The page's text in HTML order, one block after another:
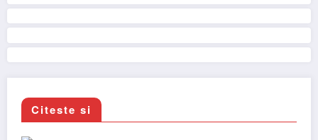
Citeste si